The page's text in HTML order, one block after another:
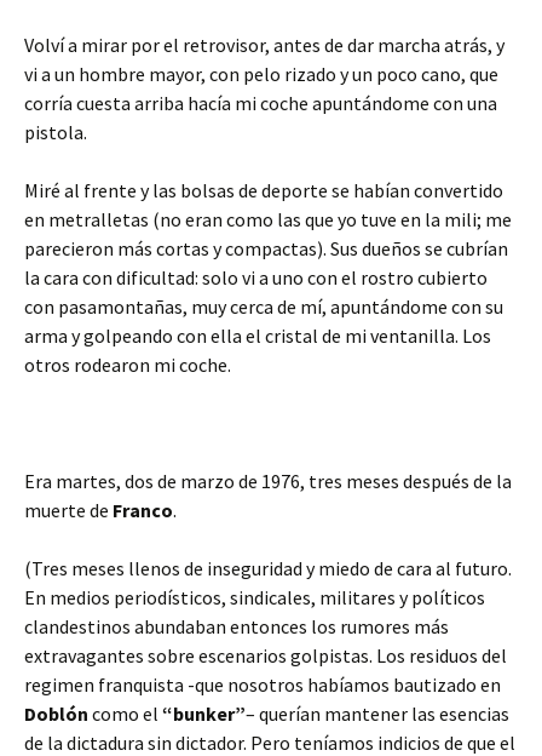
Volví a mirar por el retrovisor, antes de dar marcha atrás, y
vi a un hombre mayor, con pelo rizado y un poco cano, que
corría cuesta arriba hacía mi coche apuntándome con una
pistola.
Miré al frente y las bolsas de deporte se habían convertido
en metralletas (no eran como las que yo tuve en la mili; me
parecieron más cortas y compactas). Sus dueños se cubrían
la cara con dificultad: solo vi a uno con el rostro cubierto
con pasamontañas, muy cerca de mí, apuntándome con su
arma y golpeando con ella el cristal de mi ventanilla. Los
otros rodearon mi coche.
Era martes, dos de marzo de 1976, tres meses después de la
muerte de Franco.
(Tres meses llenos de inseguridad y miedo de cara al futuro.
En medios periodísticos, sindicales, militares y políticos
clandestinos abundaban entonces los rumores más
extravagantes sobre escenarios golpistas. Los residuos del
regimen franquista -que nosotros habíamos bautizado en
Doblón como el “bunker”– querían mantener las esencias
de la dictadura sin dictador. Pero teníamos indicios de que el